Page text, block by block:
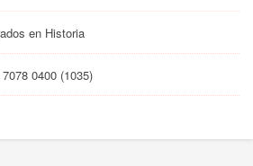
en Historia
0400 (1035)